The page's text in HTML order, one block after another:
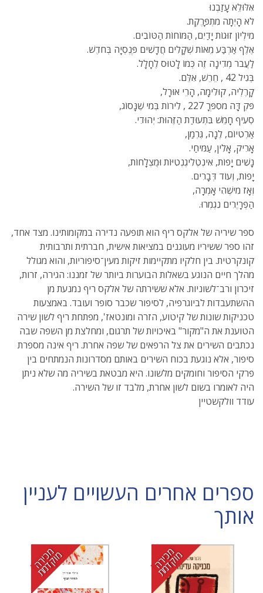
אִלּוּלֵא עָזַבְנוּ
לֹא הָיְתָה מִתְפָּרֶקֶת.
מִילְיוֹן זוּגוֹת יָדַיִם, הַמּוֹחוֹת הַטּוֹבִים.
אֶלֶף אַרְבַּע מֵאוֹת שְׁקָלִים חֲדָשִׁים פֶּנְסְיָה בְּחֹדֶשׁ.
לַעֲבֹר מְדִינָה זֶה כְּמוֹ לָטוּס לֶחָלָל.
בְּגִיל 42 , חֵרֵשׁ, אִלֵּם.
קָרֶלְיה, קוּלִימָה, הָרֵי אוּרָל,
פּקְ דָֻּה מסִפְּרָ 227 , לִירוֹת בְּמִי שֶׁנָּסוֹג,
סְעִיף חָמֵשׁ בִּתְעוּדַת הַזֶּהוּת: יְהוּדִי.
אַרְטִיוֹם, לֶנָה, גֶּרְמַן,
אָרִיק, אָלִין, עַמִּיחַי.
נָשִׁים יָפוֹת, אִינְטֶלִיגֶנְטִיּוֹת וּמֻצְלָחוֹת,
יָפוֹת, וְעוֹד דְּבָרִים.
וְאָז מִישֶׁהִי אָמְרָה,
הַפְרָיֶרִים נִגְמְרוּ.
ספר שיריה של אלקס ריף הוא תופעה נדירה במקומותינו. מצד אחד,
זהו ספר ששיריו מעוגנים במציאות אישית, חברתית ותרבותית
קונקרטית. בין חלקיו מתקיימות זיקות מעין־סיפוריות, והוא מגולל
מהלך חיים הנוגע בשאלות הבוערות ביותר של זמננו: הגירה, זרות,
זיכרון ורב־לשוניות. אלא ששירתה של אלקס ריף נמנעת מן
ההשתעבדות לביוגרפיה, לסיפור שכבר סופר ועובד. באמצעות
טכניקות שונות של קיטוע, הזרה ומונטאז', מפתחת ריף לשון שירה
הטוענת את ה"מקור" באיכויות של תרגום, ומחלצת מן השפה שבה
נכתבים השירים את צל הרפאים של שפה אחרת. ריף אינה מספרת
סיפור, אלא נוגעת בכוח השירים באותם מסדרונות הנמתחים בין
פרקי הסיפור וחומקים מלשונו. היא מבטאת בשיריה מה שלא ניתן
היה לאומרו בשום לשון אחרת, מלבד זו של השירה.
עודד וולקשטיין
ספרים אחרים העשויים לעניין
אותך
מ
כ
י
ר
ה
מ
ו
ק
ד
מ
ת מ
כ
י
ר
ה
מ
ו
ק
ד
מ
ת